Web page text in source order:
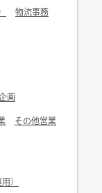
物流事務
画
その他営業
）